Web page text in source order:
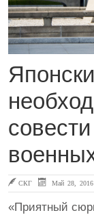
СКГ Май 28, 2016
«Приятный